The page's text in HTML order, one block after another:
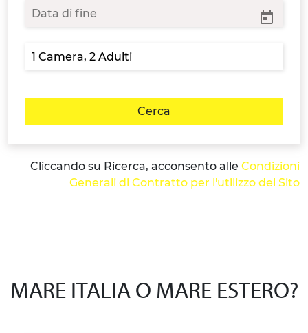
Cerca
Cliccando su Ricerca, acconsento alle Condizioni
Generali di Contratto per l'utilizzo del Sito
MARE ITALIA O MARE ESTERO?